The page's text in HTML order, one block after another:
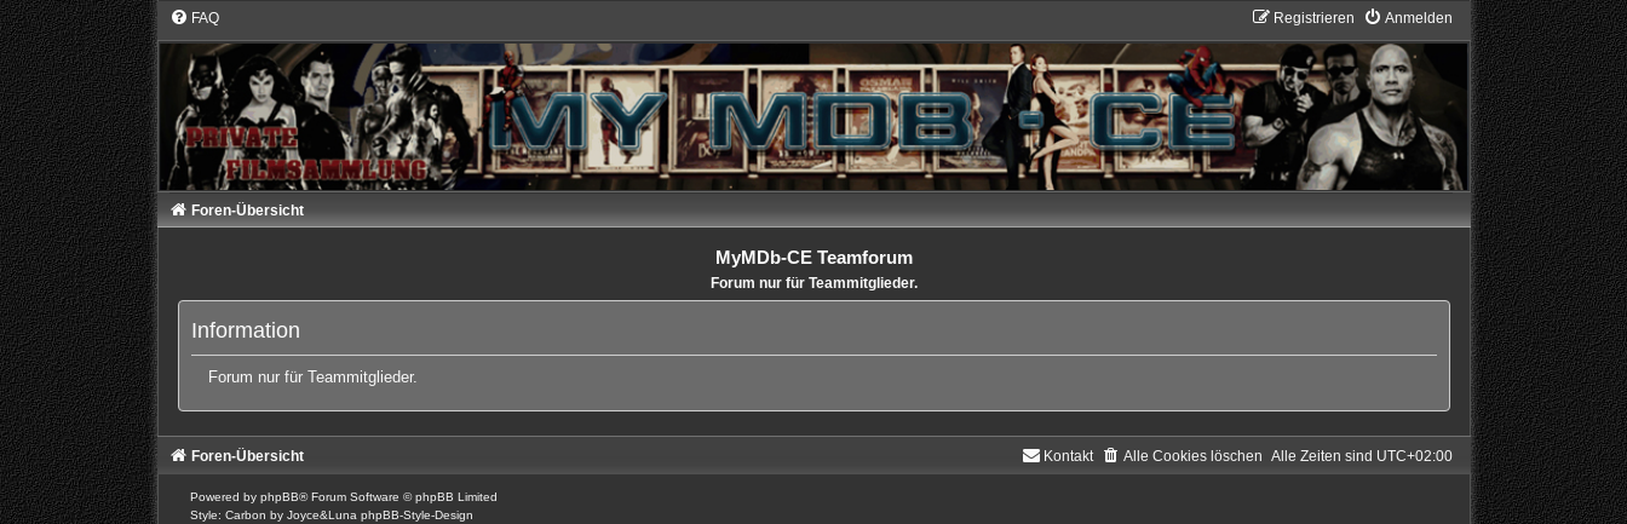
FAQ Anmelden
Registrieren
Foren-Übersicht
MyMDb-CE Teamforum
Forum nur für Teammitglieder.
Information
Forum nur für Teammitglieder.
Foren-Übersicht Alle Zeiten sind UTC+02:00
Alle Cookies löschen
Kontakt
Powered by phpBB® Forum Software © phpBB Limited
Style: Carbon by Joyce&Luna phpBB-Style-Design